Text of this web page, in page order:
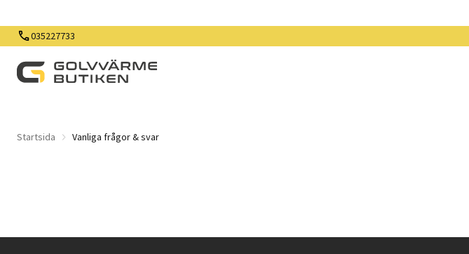
035227733
Startsida Vanliga frågor & svar